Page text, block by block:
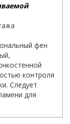
фен
контроля
Следует
для